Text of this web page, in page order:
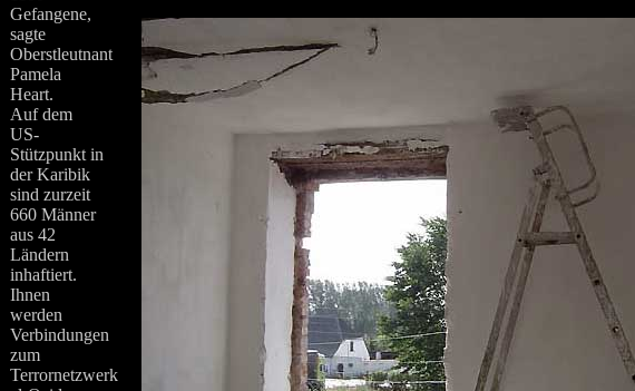
Gefangene,
sagte
Oberstleutnant
Pamela
Heart.
Auf dem
US-
Stützpunkt in
der Karibik
sind zurzeit
660 Männer
aus 42
Ländern
inhaftiert.
Ihnen
werden
Verbindungen
zum
Terrornetzwerk